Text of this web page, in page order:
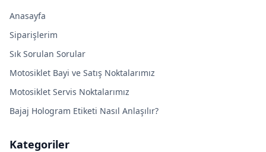
Anasayfa
Siparişlerim
Sık Sorulan Sorular
Motosiklet Bayi ve Satış Noktalarımız
Motosiklet Servis Noktalarımız
Bajaj Hologram Etiketi Nasıl Anlaşılır?
Kategoriler